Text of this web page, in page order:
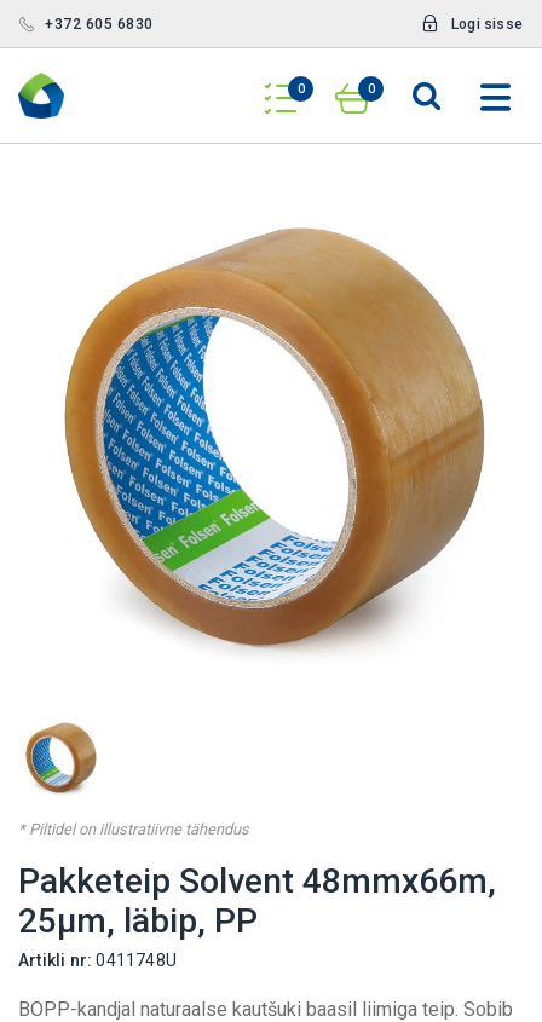
+372 605 6830 Logi sisse
0 0
* Piltidel on illustratiivne tähendus
Pakketeip Solvent 48mmx66m,
25µm, läbip, PP
Artikli nr:0411748U
BOPP-kandjal naturaalse kautšuki baasil liimiga teip. Sobib